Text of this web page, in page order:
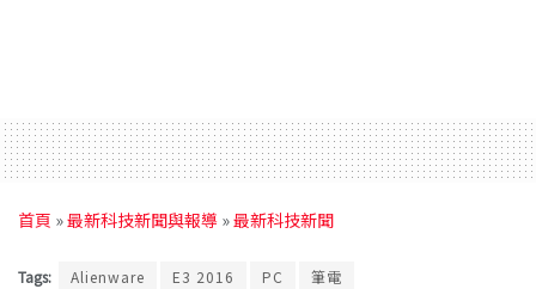
首頁 »最新科技新聞與報導 »最新科技新聞
Tags: Alienware E3 2016 PC 筆電